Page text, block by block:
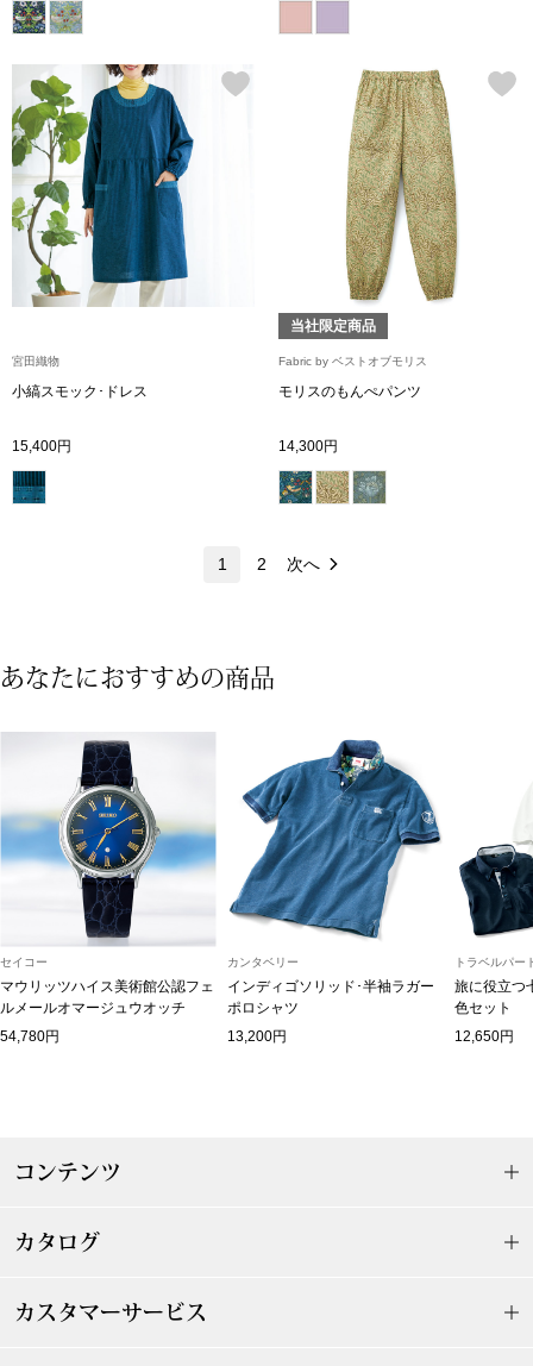
その他
ウオッチ／ア
ウオッチ
ネックレス
ブレスレット
帽子
マフラー／ス
スカーフ／ス
手袋
サングラス／
宮田織物
小縞スモック･ドレス
15,400円
当社限定商品
Fabric by ベストオブモリス
モリスのもんぺパンツ
14,300円
1 2 次へ
あなたにおすすめの商品
セイコー
マウリッツハイス美術館公認フェ
ルメールオマージュウオッチ
54,780円
カンタベリー
インディゴソリッド･半袖ラガー
ポロシャツ
13,200円
トラベルパー
旅に役立つ
色セット
12,650円
コンテンツ
カタログ
カスタマーサービス